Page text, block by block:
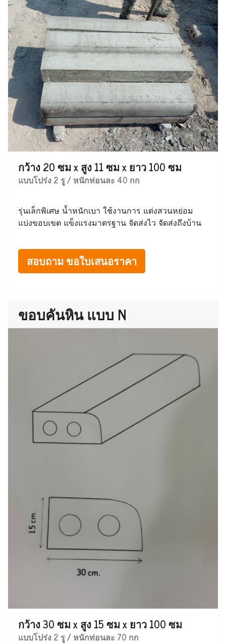
กว้าง 20 ซม x สูง 11 ซม x ยาว 100 ซม
แบบโปร่ง 2 รู / หนักท่อนละ 40 กก
รุ่นเล็กพิเศษ น้ำหนักเบา ใช้งานการ แต่งสวนหย่อม
แบ่งขอบเขต แข็งแรงมาตรฐาน จัดส่งไว จัดส่งถึงบ้าน
สอบถาม ขอใบเสนอราคา
ขอบคันหิน แบบ N
กว้าง 30 ซม x สูง 15 ซม x ยาว 100 ซม
แบบโปร่ง 2 รู / หนักท่อนละ 70 กก